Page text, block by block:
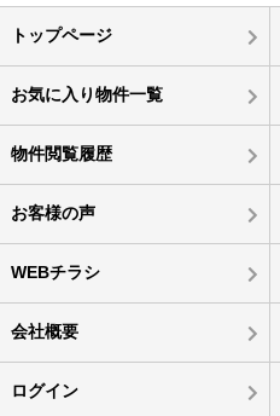
トップページ
お気に入り物件一覧
物件閲覧履歴
お客様の声
WEBチラシ
会社概要
ログイン